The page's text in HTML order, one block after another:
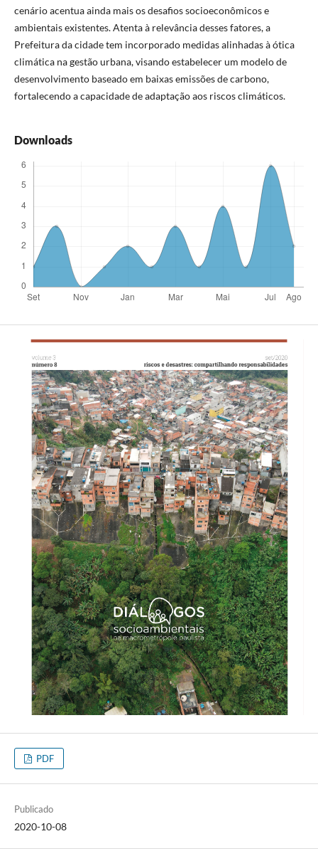
cenário acentua ainda mais os desafios socioeconômicos e
ambientais existentes. Atenta à relevância desses fatores, a
Prefeitura da cidade tem incorporado medidas alinhadas à ótica
climática na gestão urbana, visando estabelecer um modelo de
desenvolvimento baseado em baixas emissões de carbono,
fortalecendo a capacidade de adaptação aos riscos climáticos.
Downloads
PDF
Publicado
2020-10-08